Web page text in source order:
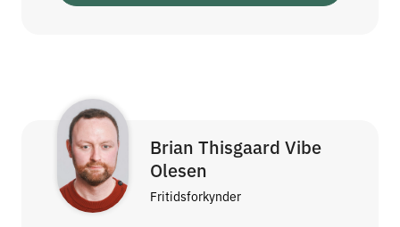
Brian Thisgaard Vibe
Olesen
Fritidsforkynder